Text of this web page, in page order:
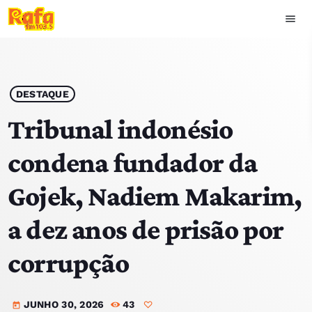
menu
play_arrow OUVIR RAFA
HOME
NOTÍCIAS
EQUIPA
TOP 15
PODCASTS
DESTAQUE
Tribunal indonésio
condena fundador da
Gojek, Nadiem Makarim,
a dez anos de prisão por
corrupção
today JUNHO 30, 2026 43